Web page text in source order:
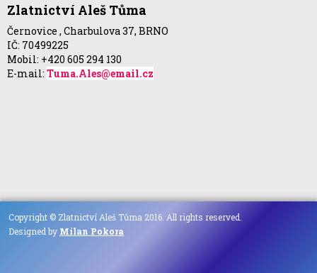
Zlatnictví Aleš Tůma
Černovice , Charbulova 37, BRNO
IČ: 70499225
Mobil: +420 605 294 130
E-mail: Tuma.Ales@email.cz
Copyright © Zlatnictví Aleš Tůma 2016. All rights reserved.
Designed by Milan Pokora